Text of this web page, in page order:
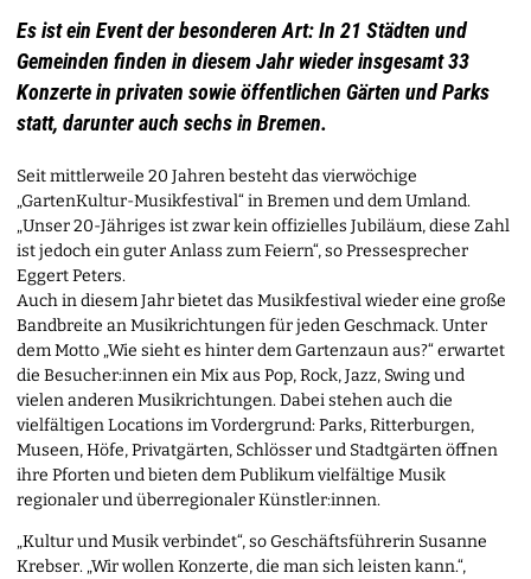
Es ist ein Event der besonderen Art: In 21 Städten und
Gemeinden finden in diesem Jahr wieder insgesamt 33
Konzerte in privaten sowie öffentlichen Gärten und Parks
statt, darunter auch sechs in Bremen.
Seit mittlerweile 20 Jahren besteht das vierwöchige
„GartenKultur-Musikfestival“ in Bremen und dem Umland.
„Unser 20-Jähriges ist zwar kein offizielles Jubiläum, diese Zahl
ist jedoch ein guter Anlass zum Feiern“, so Pressesprecher
Eggert Peters.
Auch in diesem Jahr bietet das Musikfestival wieder eine große
Bandbreite an Musikrichtungen für jeden Geschmack. Unter
dem Motto „Wie sieht es hinter dem Gartenzaun aus?“ erwartet
die Besucher:innen ein Mix aus Pop, Rock, Jazz, Swing und
vielen anderen Musikrichtungen. Dabei stehen auch die
vielfältigen Locations im Vordergrund: Parks, Ritterburgen,
Museen, Höfe, Privatgärten, Schlösser und Stadtgärten öffnen
ihre Pforten und bieten dem Publikum vielfältige Musik
regionaler und überregionaler Künstler:innen.
„Kultur und Musik verbindet“, so Geschäftsführerin Susanne
Krebser. „Wir wollen Konzerte, die man sich leisten kann.“,